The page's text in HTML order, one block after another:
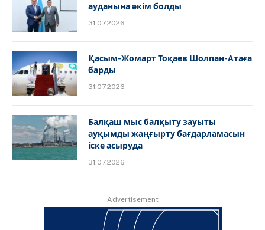
ауданына әкім болды
31.07.2026
Қасым-Жомарт Тоқаев Шолпан-Атаға
барды
31.07.2026
Балқаш мыс балқыту зауыты
ауқымды жаңғырту бағдарламасын
іске асыруда
31.07.2026
Advertisement